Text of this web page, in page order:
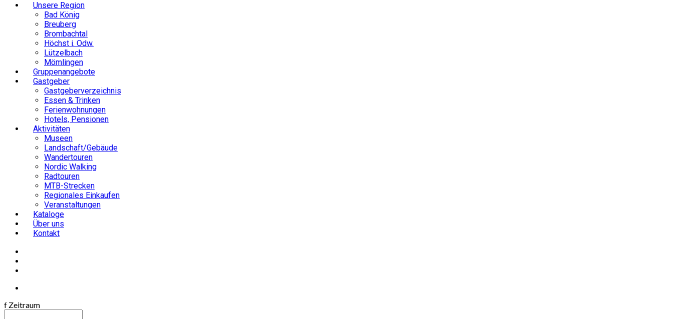
Unsere Region
Bad König
Breuberg
Brombachtal
Höchst i. Odw.
Lützelbach
Mömlingen
Gruppenangebote
Gastgeber
Gastgeberverzeichnis
Essen & Trinken
Ferienwohnungen
Hotels, Pensionen
Aktivitäten
Museen
Landschaft/Gebäude
Wandertouren
Nordic Walking
Radtouren
MTB-Strecken
Regionales Einkaufen
Veranstaltungen
Kataloge
Über uns
Kontakt
f Zeitraum